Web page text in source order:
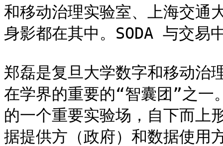
和移动治理实验室、上海交通
身影都在其中。SODA 与交易
郑磊是复旦大学数字和移动治
在学界的重要的“智囊团”之一
的一个重要实验场，自下而上
据提供方（政府）和数据使用